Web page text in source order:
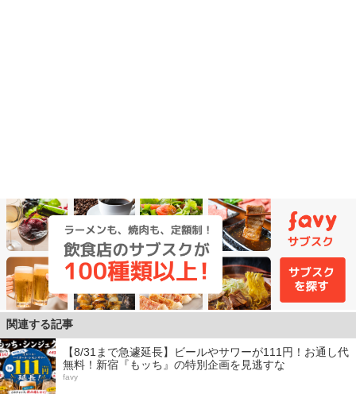
関連する記事
【8/31まで急遽延長】ビールやサワーが111円！お通し代
無料！新宿『もッち』の特別企画を見逃すな
favy